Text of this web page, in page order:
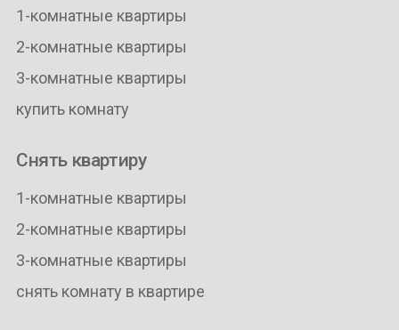
1-комнатные квартиры
2-комнатные квартиры
3-комнатные квартиры
купить комнату
Снять квартиру
1-комнатные квартиры
2-комнатные квартиры
3-комнатные квартиры
снять комнату в квартире